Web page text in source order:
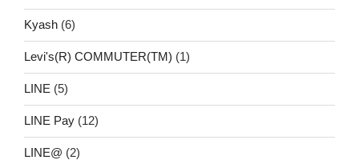
Kyash (6)
Levi's(R) COMMUTER(TM) (1)
LINE (5)
LINE Pay (12)
LINE@ (2)